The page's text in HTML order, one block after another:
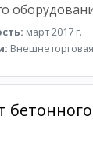
март 2017 г.
Внешнеторговая